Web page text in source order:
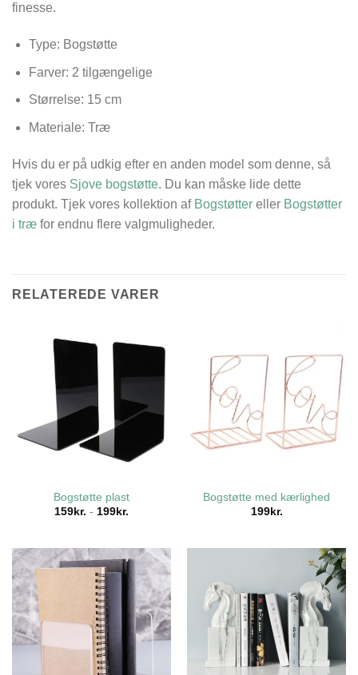
finesse.
Type: Bogstøtte
Farver: 2 tilgængelige
Størrelse: 15 cm
Materiale: Træ
Hvis du er på udkig efter en anden model som denne, så
tjek vores Sjove bogstøtte. Du kan måske lide dette
produkt. Tjek vores kollektion af Bogstøtter eller Bogstøtter
i træ for endnu flere valgmuligheder.
RELATEREDE VARER
Bogstøtte plast
159 kr. - 199 kr.
Bogstøtte med kærlighed
199kr.